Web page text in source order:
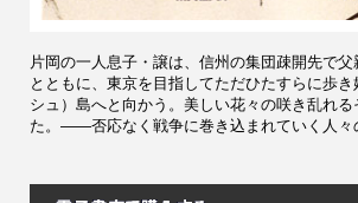
片岡の一人息子・譲は、信州の集団疎開先で
とともに、東京を目指してただひたすらに歩
シュ）島へと向かう。美しい花々の咲き乱れ
た。――否応なく戦争に巻き込まれていく人々